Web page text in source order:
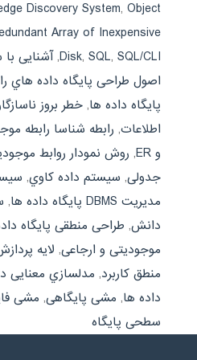
Discovery System,Object
Array of Inexpensive
Disk,SQL,SQL/CLI
,آشنایی
اصول طراحی پایگاه داده هاي
پایگاه داده ها, خطر بروز
اطلاعات, رابطه شناسا رابطه
و ER
, روش نمودار روابط
جدولی, سیستم داده کاوي,
مدیریت DBMS پایگاه داده ها
,
دانش, طراحی منطقی پایگاه
موجودیتی و ارجاعی, لایه
منطق کاربرد, مدلسازي معنایی
داده ها, مشی پایگاهی, مشی
سطحی پایگاه